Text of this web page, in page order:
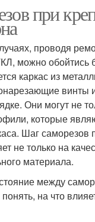
при
проводя
можно обойтись
каркас из
винты
Они могут не
которые
Шаг саморезов
не только на
материала.
между
на что